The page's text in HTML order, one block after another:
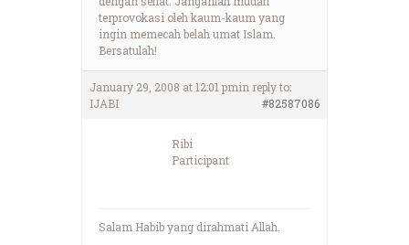
terprovokasi oleh kaum-kaum yang
ingin memecah belah umat Islam.
Bersatulah!
January 29, 2008 at 12:01 pmin reply to:
IJABI
#82587086
Ribi
Participant
Salam Habib yang dirahmati Allah.